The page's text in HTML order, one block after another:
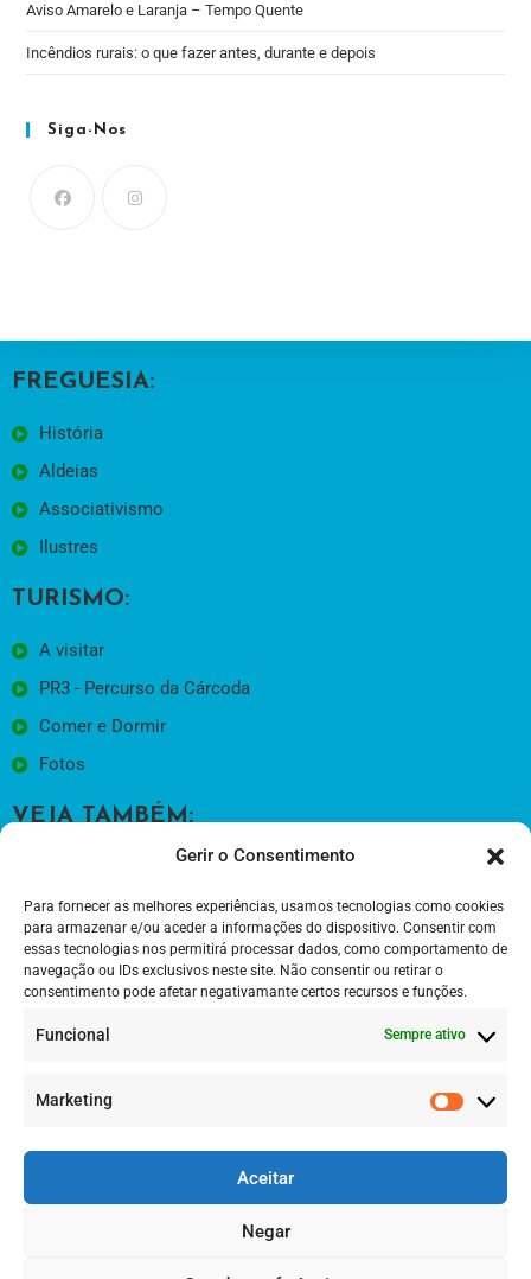
Gerir o Consentimento
Para fornecer as melhores experiências, usamos tecnologias como cookies
para armazenar e/ou aceder a informações do dispositivo. Consentir com
essas tecnologias nos permitirá processar dados, como comportamento de
navegação ou IDs exclusivos neste site. Não consentir ou retirar o
consentimento pode afetar negativamante certos recursos e funções.
Funcional Sempre ativo
Marketing
Aceitar
Negar
Aviso Amarelo e Laranja – Tempo Quente
Incêndios rurais: o que fazer antes, durante e depois
Siga-Nos
FREGUESIA:
História
Aldeias
Associativismo
Ilustres
TURISMO:
A visitar
PR3 - Percurso da Cárcoda
Comer e Dormir
Fotos
VEJA TAMBÉM:
Município S. Pedro Sul
Bioparque
Centro Promoção Social
CONTACTOS: